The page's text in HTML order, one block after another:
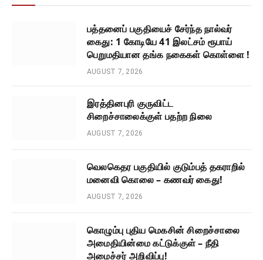
பத்தனைப் பகுதியைச் சேர்ந்த நால்வர்
கைது: 1 கோடியே 41 இலட்சம் ரூபாய்
பெறுமதியான தங்க நகைகள் கொள்ளை !
AUGUST 7, 2026
இரத்தினபுரி குருவிட்ட
சிறைச்சாலைக்குள் பதற்ற நிலை
AUGUST 7, 2026
வெலகெதர பகுதியில் குடும்பத் தகராறில்
மனைவி கொலை – கணவர் கைது!
AUGUST 7, 2026
கொழும்பு புதிய மெகசின் சிறைச்சாலை
அமைதியின்மை கட்டுக்குள் – நீதி
அமைச்சர் அறிவிப்பு!